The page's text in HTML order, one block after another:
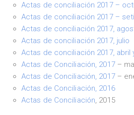
Actas de conciliación 2017 –
Actas de conciliación 2017 –
Actas de conciliación 2017,
Actas de conciliación 2017, julio
Actas de conciliación 2017, abril
Actas de Conciliación, 2017–
Actas de Conciliación, 2017–
Actas de Conciliación, 2016
Actas de Conciliación, 2015